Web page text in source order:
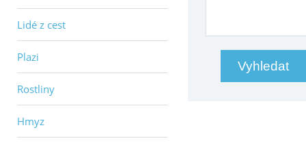
Lidé z cest
Plazi
Rostliny
Hmyz